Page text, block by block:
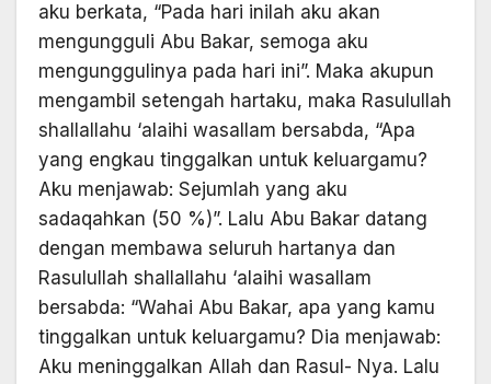
aku berkata, “Pada hari inilah aku akan
mengungguli Abu Bakar, semoga aku
mengunggulinya pada hari ini”. Maka akupun
mengambil setengah hartaku, maka Rasulullah
shallallahu ‘alaihi wasallam bersabda, “Apa
yang engkau tinggalkan untuk keluargamu?
Aku menjawab: Sejumlah yang aku
sadaqahkan (50 %)”. Lalu Abu Bakar datang
dengan membawa seluruh hartanya dan
Rasulullah shallallahu ‘alaihi wasallam
bersabda: “Wahai Abu Bakar, apa yang kamu
tinggalkan untuk keluargamu? Dia menjawab:
Aku meninggalkan Allah dan Rasul- Nya. Lalu